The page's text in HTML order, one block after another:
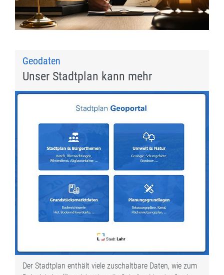
Geodaten
Unser Stadtplan kann mehr
Der Stadtplan enthält viele zuschaltbare Daten, wie zum